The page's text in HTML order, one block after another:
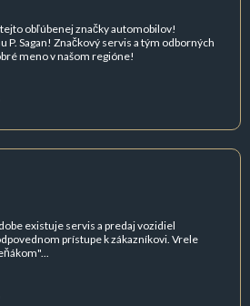
obľúbenej značky automobilov!
Sagan! Značkový servis a tým odborných
meno v našom regióne!
existuje servis a predaj vozidiel
prístupe k zákazníkovi. Vrele